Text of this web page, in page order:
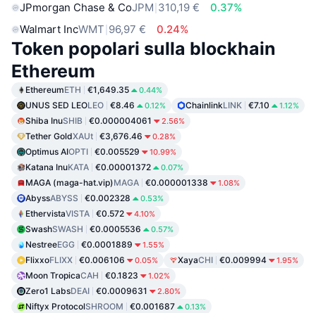
JPmorgan Chase & CoJPM 310,19 €
0.37%
Walmart IncWMT 96,97 € 0.24%
Token popolari sulla blockhain
Ethereum
EthereumETH €1,649.35 0.44%
UNUS SED LEOLEO €8.46 0.12% ChainlinkLINK €7.10 1.12%
Shiba InuSHIB €0.000004061 2.56%
Tether GoldXAUt €3,676.46 0.28%
Optimus AIOPTI €0.005529 10.99%
Katana InuKATA €0.00001372 0.07%
MAGA (maga-hat.vip)MAGA €0.000001338 1.08%
AbyssABYSS €0.002328 0.53%
EthervistaVISTA €0.572 4.10%
SwashSWASH €0.0005536 0.57%
NestreeEGG €0.0001889 1.55%
FlixxoFLIXX €0.006106 0.05% XayaCHI €0.009994 1.95%
Moon TropicaCAH €0.1823 1.02%
Zero1 LabsDEAI €0.0009631 2.80%
Niftyx ProtocolSHROOM €0.001687 0.13%